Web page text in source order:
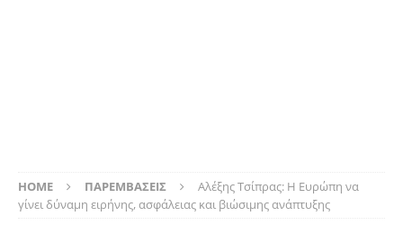
HOME ΠΑΡΕΜΒΑΣΕΙΣ
Αλέξης Τσίπρας: Η Ευρώπη να
γίνει δύναμη ειρήνης, ασφάλειας και βιώσιμης ανάπτυξης